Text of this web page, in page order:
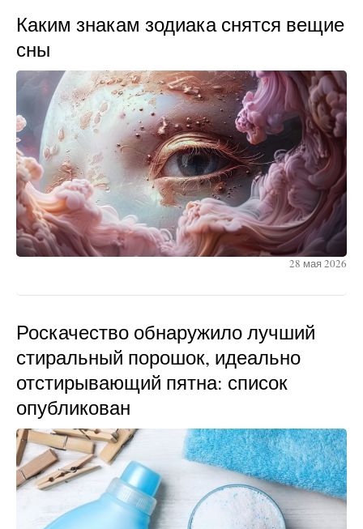
Каким знакам зодиака снятся вещие
сны
28 мая 2026
Роскачество обнаружило лучший
стиральный порошок, идеально
отстирывающий пятна: список
опубликован